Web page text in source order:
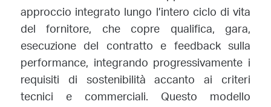
approccio integrato lungo l’intero ciclo di vita
del fornitore, che copre qualifica, gara,
esecuzione del contratto e feedback sulla
performance, integrando progressivamente i
requisiti di sostenibilità accanto ai criteri
tecnici e commerciali. Questo modello